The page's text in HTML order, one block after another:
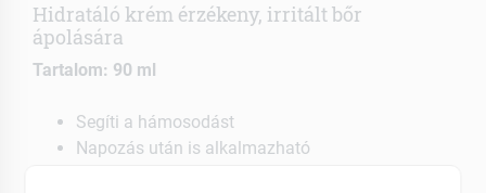
Hidratáló krém érzékeny, irritált bőr
ápolására
Tartalom: 90 ml
Segíti a hámosodást
Napozás után is alkalmazható